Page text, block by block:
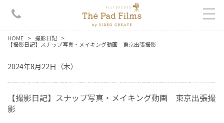
HOME
撮影日記
【撮影日記】スナップ写真・メイキング動画 東京出張撮影
2024年8月22日（木）
【撮影日記】スナップ写真・メイキング動画 東京出張撮
影